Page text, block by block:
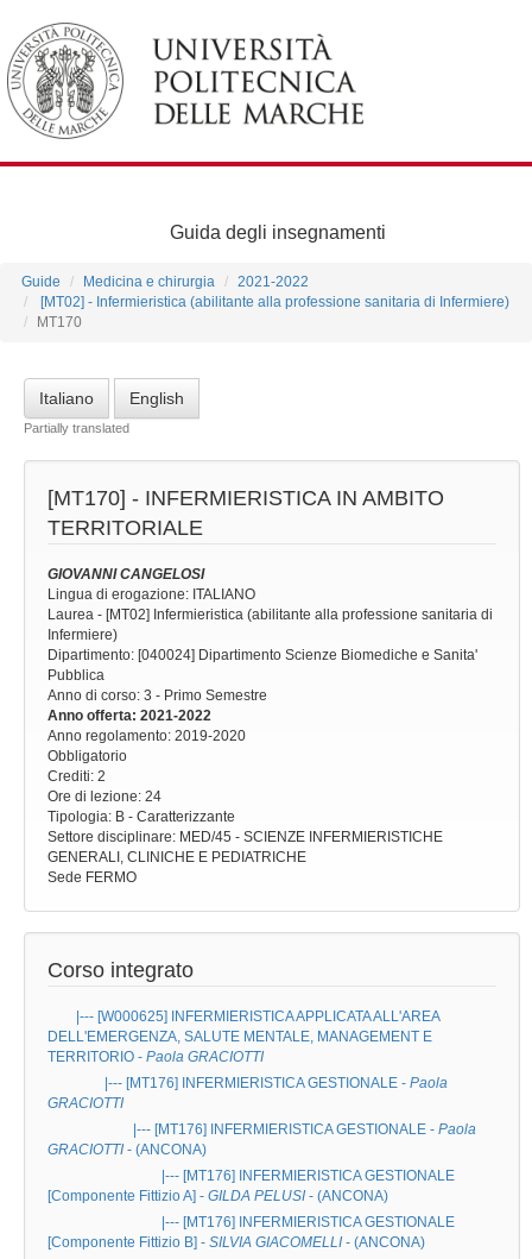
Guida degli insegnamenti
Guide Medicina e chirurgia
2021-2022
[MT02] - Infermieristica (abilitante alla professione sanitaria di Infermiere)
MT170
Italiano English
Partially translated
[MT170] - INFERMIERISTICA IN AMBITO
TERRITORIALE
GIOVANNI CANGELOSI
Lingua di erogazione: ITALIANO
Laurea - [MT02] Infermieristica (abilitante alla professione sanitaria di
Infermiere)
Dipartimento: [040024] Dipartimento Scienze Biomediche e Sanita'
Pubblica
Anno di corso: 3 - Primo Semestre
Anno offerta: 2021-2022
Anno regolamento: 2019-2020
Obbligatorio
Crediti: 2
Ore di lezione: 24
Tipologia: B - Caratterizzante
Settore disciplinare: MED/45 - SCIENZE INFERMIERISTICHE
GENERALI, CLINICHE E PEDIATRICHE
Sede FERMO
Corso integrato
|--- [W000625]
INFERMIERISTICA APPLICATA ALL'AREA
DELL'EMERGENZA, SALUTE MENTALE, MANAGEMENT E
TERRITORIO - Paola GRACIOTTI
|--- [MT176]
INFERMIERISTICA GESTIONALE - Paola
GRACIOTTI
|--- [MT176]
INFERMIERISTICA GESTIONALE - Paola
GRACIOTTI - (ANCONA)
|--- [MT176]
INFERMIERISTICA GESTIONALE
[Componente Fittizio A] - GILDA PELUSI - (ANCONA)
|--- [MT176]
INFERMIERISTICA GESTIONALE
[Componente Fittizio B] - SILVIA GIACOMELLI - (ANCONA)